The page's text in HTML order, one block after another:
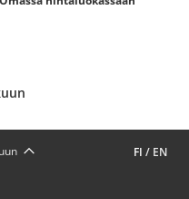
FI / EN